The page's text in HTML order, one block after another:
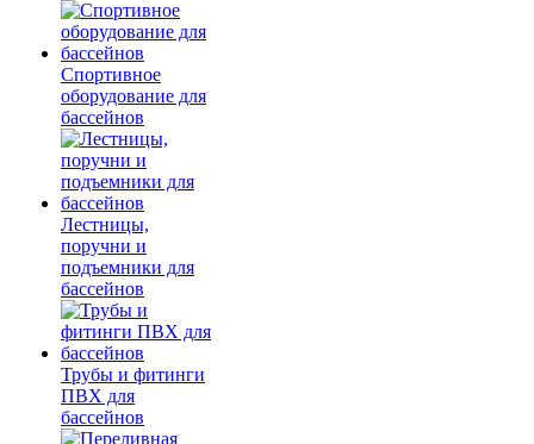
Спортивное
оборудование для
бассейнов
Лестницы,
поручни и
подъемники для
бассейнов
Трубы и фитинги
ПВХ для
бассейнов